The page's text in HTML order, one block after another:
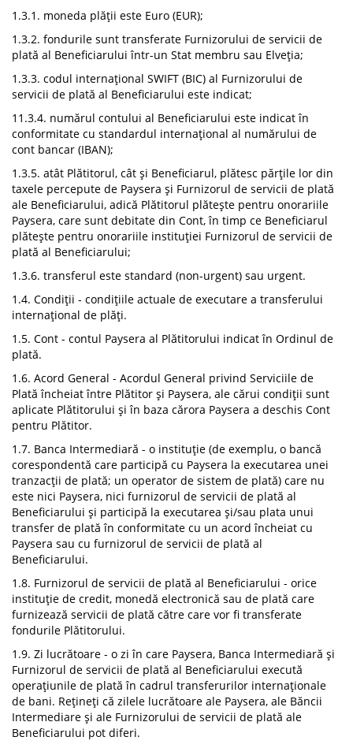
1.3.1. moneda plății este Euro (EUR);
1.3.2. fondurile sunt transferate Furnizorului de servicii de
plată al Beneficiarului într-un Stat membru sau Elveția;
1.3.3. codul internațional SWIFT (BIC) al Furnizorului de
servicii de plată al Beneficiarului este indicat;
11.3.4. numărul contului al Beneficiarului este indicat în
conformitate cu standardul internațional al numărului de
cont bancar (IBAN);
1.3.5. atât Plătitorul, cât și Beneficiarul, plătesc părțile lor din
taxele percepute de Paysera și Furnizorul de servicii de plată
ale Beneficiarului, adică Plătitorul plătește pentru onorariile
Paysera, care sunt debitate din Cont, în timp ce Beneficiarul
plătește pentru onorariile instituției Furnizorul de servicii de
plată al Beneficiarului;
1.3.6. transferul este standard (non-urgent) sau urgent.
1.4. Condiții - condițiile actuale de executare a transferului
internațional de plăți.
1.5. Cont - contul Paysera al Plătitorului indicat în Ordinul de
plată.
1.6. Acord General - Acordul General privind Serviciile de
Plată încheiat între Plătitor și Paysera, ale cărui condiții sunt
aplicate Plătitorului și în baza cărora Paysera a deschis Cont
pentru Plătitor.
1.7. Banca Intermediară - o instituție (de exemplu, o bancă
corespondentă care participă cu Paysera la executarea unei
tranzacții de plată; un operator de sistem de plată) care nu
este nici Paysera, nici furnizorul de servicii de plată al
Beneficiarului și participă la executarea și/sau plata unui
transfer de plată în conformitate cu un acord încheiat cu
Paysera sau cu furnizorul de servicii de plată al
Beneficiarului.
1.8. Furnizorul de servicii de plată al Beneficiarului - orice
instituție de credit, monedă electronică sau de plată care
furnizează servicii de plată către care vor fi transferate
fondurile Plătitorului.
1.9. Zi lucrătoare - o zi în care Paysera, Banca Intermediară și
Furnizorul de servicii de plată al Beneficiarului execută
operațiunile de plată în cadrul transferurilor internaționale
de bani. Rețineți că zilele lucrătoare ale Paysera, ale Băncii
Intermediare și ale Furnizorului de servicii de plată ale
Beneficiarului pot diferi.